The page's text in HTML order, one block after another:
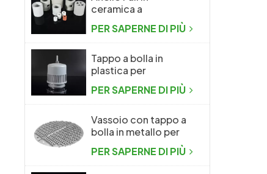
ceramica a
casuale
PER SAPERNE DI PIÙ
Tappo a bolla in
plastica per
PER SAPERNE DI PIÙ
Vassoio con tappo a
bolla in metallo per
PER SAPERNE DI PIÙ